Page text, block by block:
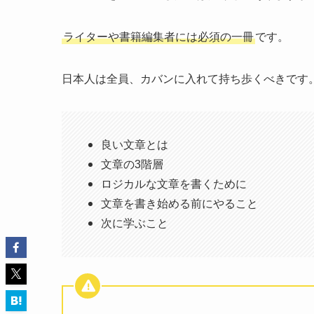
ライターや書籍編集者には必須の一冊です。
日本人は全員、カバンに入れて持ち歩くべきです
良い文章とは
文章の3階層
ロジカルな文章を書くために
文章を書き始める前にやること
次に学ぶこと